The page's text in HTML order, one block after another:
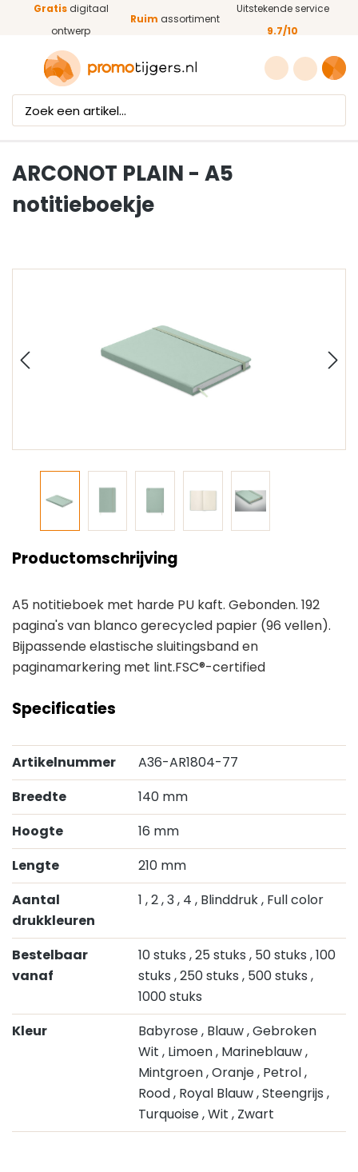
Ga naar de hoofdinhoud
Gratisdigitaal
ontwerp
Ruim assortiment
Uitstekende service
9.7/10
ARCONOT PLAIN - A5
notitieboekje
Productomschrijving
A5 notitieboek met harde PU kaft. Gebonden. 192
pagina's van blanco gerecycled papier (96 vellen).
Bijpassende elastische sluitingsband en
paginamarkering met lint.FSC®-certified
Specificaties
Artikelnummer
A36-AR1804-77
Breedte
140 mm
Hoogte
16 mm
Lengte
210 mm
Aantal
drukkleuren
1 , 2, 3, 4 , Blinddruk, Full color
Bestelbaar
vanaf
10 stuks , 25 stuks , 50 stuks , 100
stuks , 250 stuks , 500 stuks ,
1000 stuks
Kleur
Babyrose, Blauw, Gebroken
Wit , Limoen, Marineblauw,
Mintgroen, Oranje, Petrol,
Rood, Royal Blauw, Steengrijs ,
Turquoise, Wit , Zwart